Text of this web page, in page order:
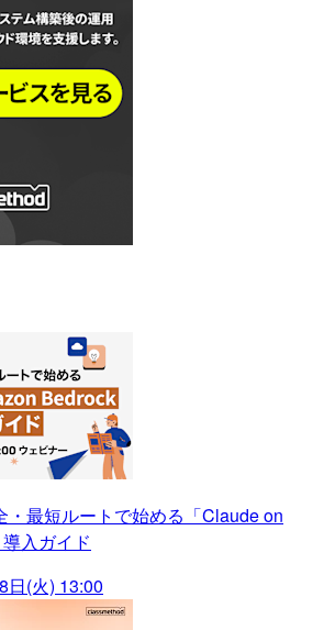
・最短ルートで始める「Claude on
入ガイド
日(火) 13:00